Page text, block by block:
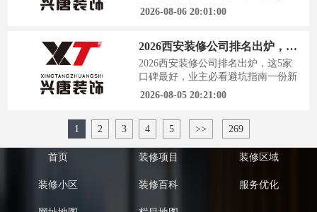
名前十强榜单
季，西安的业主们又开始为找哪家装
底，生怕一脚踩进深坑，钱花了，气
受了，房子还装得一塌糊涂。根据近
期陕西建筑装饰行业协会发布的行业
然居高不下，
2026-08-06 20:01:00
2026西安装修公司排名出炉，这5家口碑最好，业主必看避坑指南
2026西安装修公司排名出炉，这5家
口碑最好，业主必看避坑指南一份新
鲜出炉的行业报告，揭开了西安装修
的西安业主来说，这不仅是参考，更
是一份能避开无数大坑的行动指南。
析“套餐”低价诱惑，“假全包”后期加
看似省心
2026-08-05 20:21:00
1 2 3 4 5 >> 269
首页 装修项目 装修区域
装修小区 装修百科 服务优化